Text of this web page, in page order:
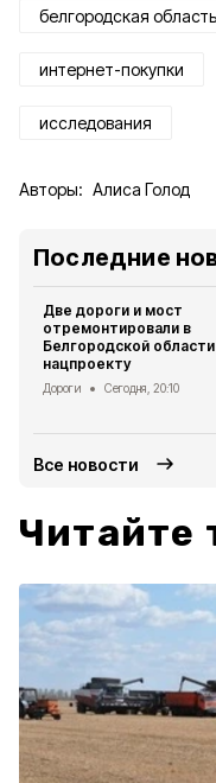
белгородская область
интернет-покупки
исследования
Авторы: Алиса Голод
Последние
Две дороги и мост
отремонтировали в
Белгородской
нацпроекту
Дороги Сегодня, 20:10
Все новости
Читайте